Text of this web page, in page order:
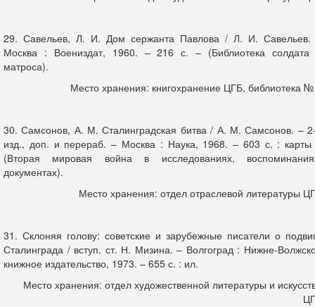
29. Савельев, Л. И. Дом сержанта Павлова / Л. И. Савельев.
Москва : Воениздат, 1960. – 216 с. – (Библиотека солдата
матроса).
Место хранения: книгохранение ЦГБ, библиотека
30. Самсонов, А. М. Сталинградская битва / А. М. Самсонов. –
изд., доп. и перераб. – Москва : Наука, 1968. – 603 с. :
(Вторая мировая война в исследованиях,
документах).
Место хранения: отдел отраслевой литературы
31. Склоняя голову: советские и зарубежные писатели о
Сталинграда / вступ. ст. Н. Мизина. – Волгоград : Нижне-
книжное издательство, 1973. – 655 с. : ил.
Место хранения: отдел художественной литературы и